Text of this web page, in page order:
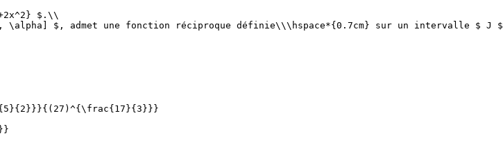
$.\\
$, admet une fonction réciproque définie\\\hspace*{0.7cm} sur un intervalle $ J